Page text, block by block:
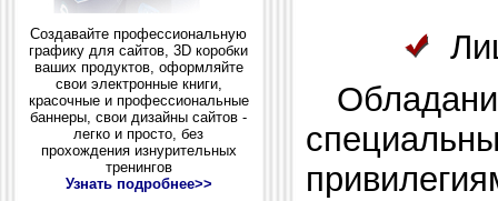
Создавайте профессиональную
графику для сайтов, 3D коробки
ваших продуктов, оформляйте
свои электронные книги,
красочные и профессиональные
баннеры, свои дизайны сайтов -
легко и просто, без
прохождения изнурительных
тренингов
Узнать подробнее>>